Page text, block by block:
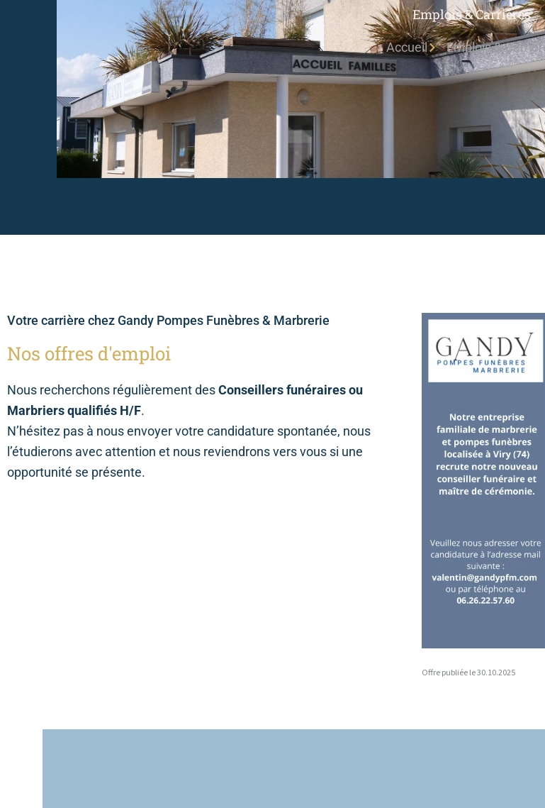
Emplois & Carrières
Accueil Emplois &
Votre carrière chez Gandy Pompes Funèbres & Marbrerie
Nos offres d'emploi
Nous recherchons régulièrement desConseillers funéraires ou
Marbriers qualifiés H/F.
N’hésitez pas à nous envoyer votre candidature spontanée, nous
l’étudierons avec attention et nous reviendrons vers vous si une
opportunité se présente.
Offre publiée le 30.10.2025